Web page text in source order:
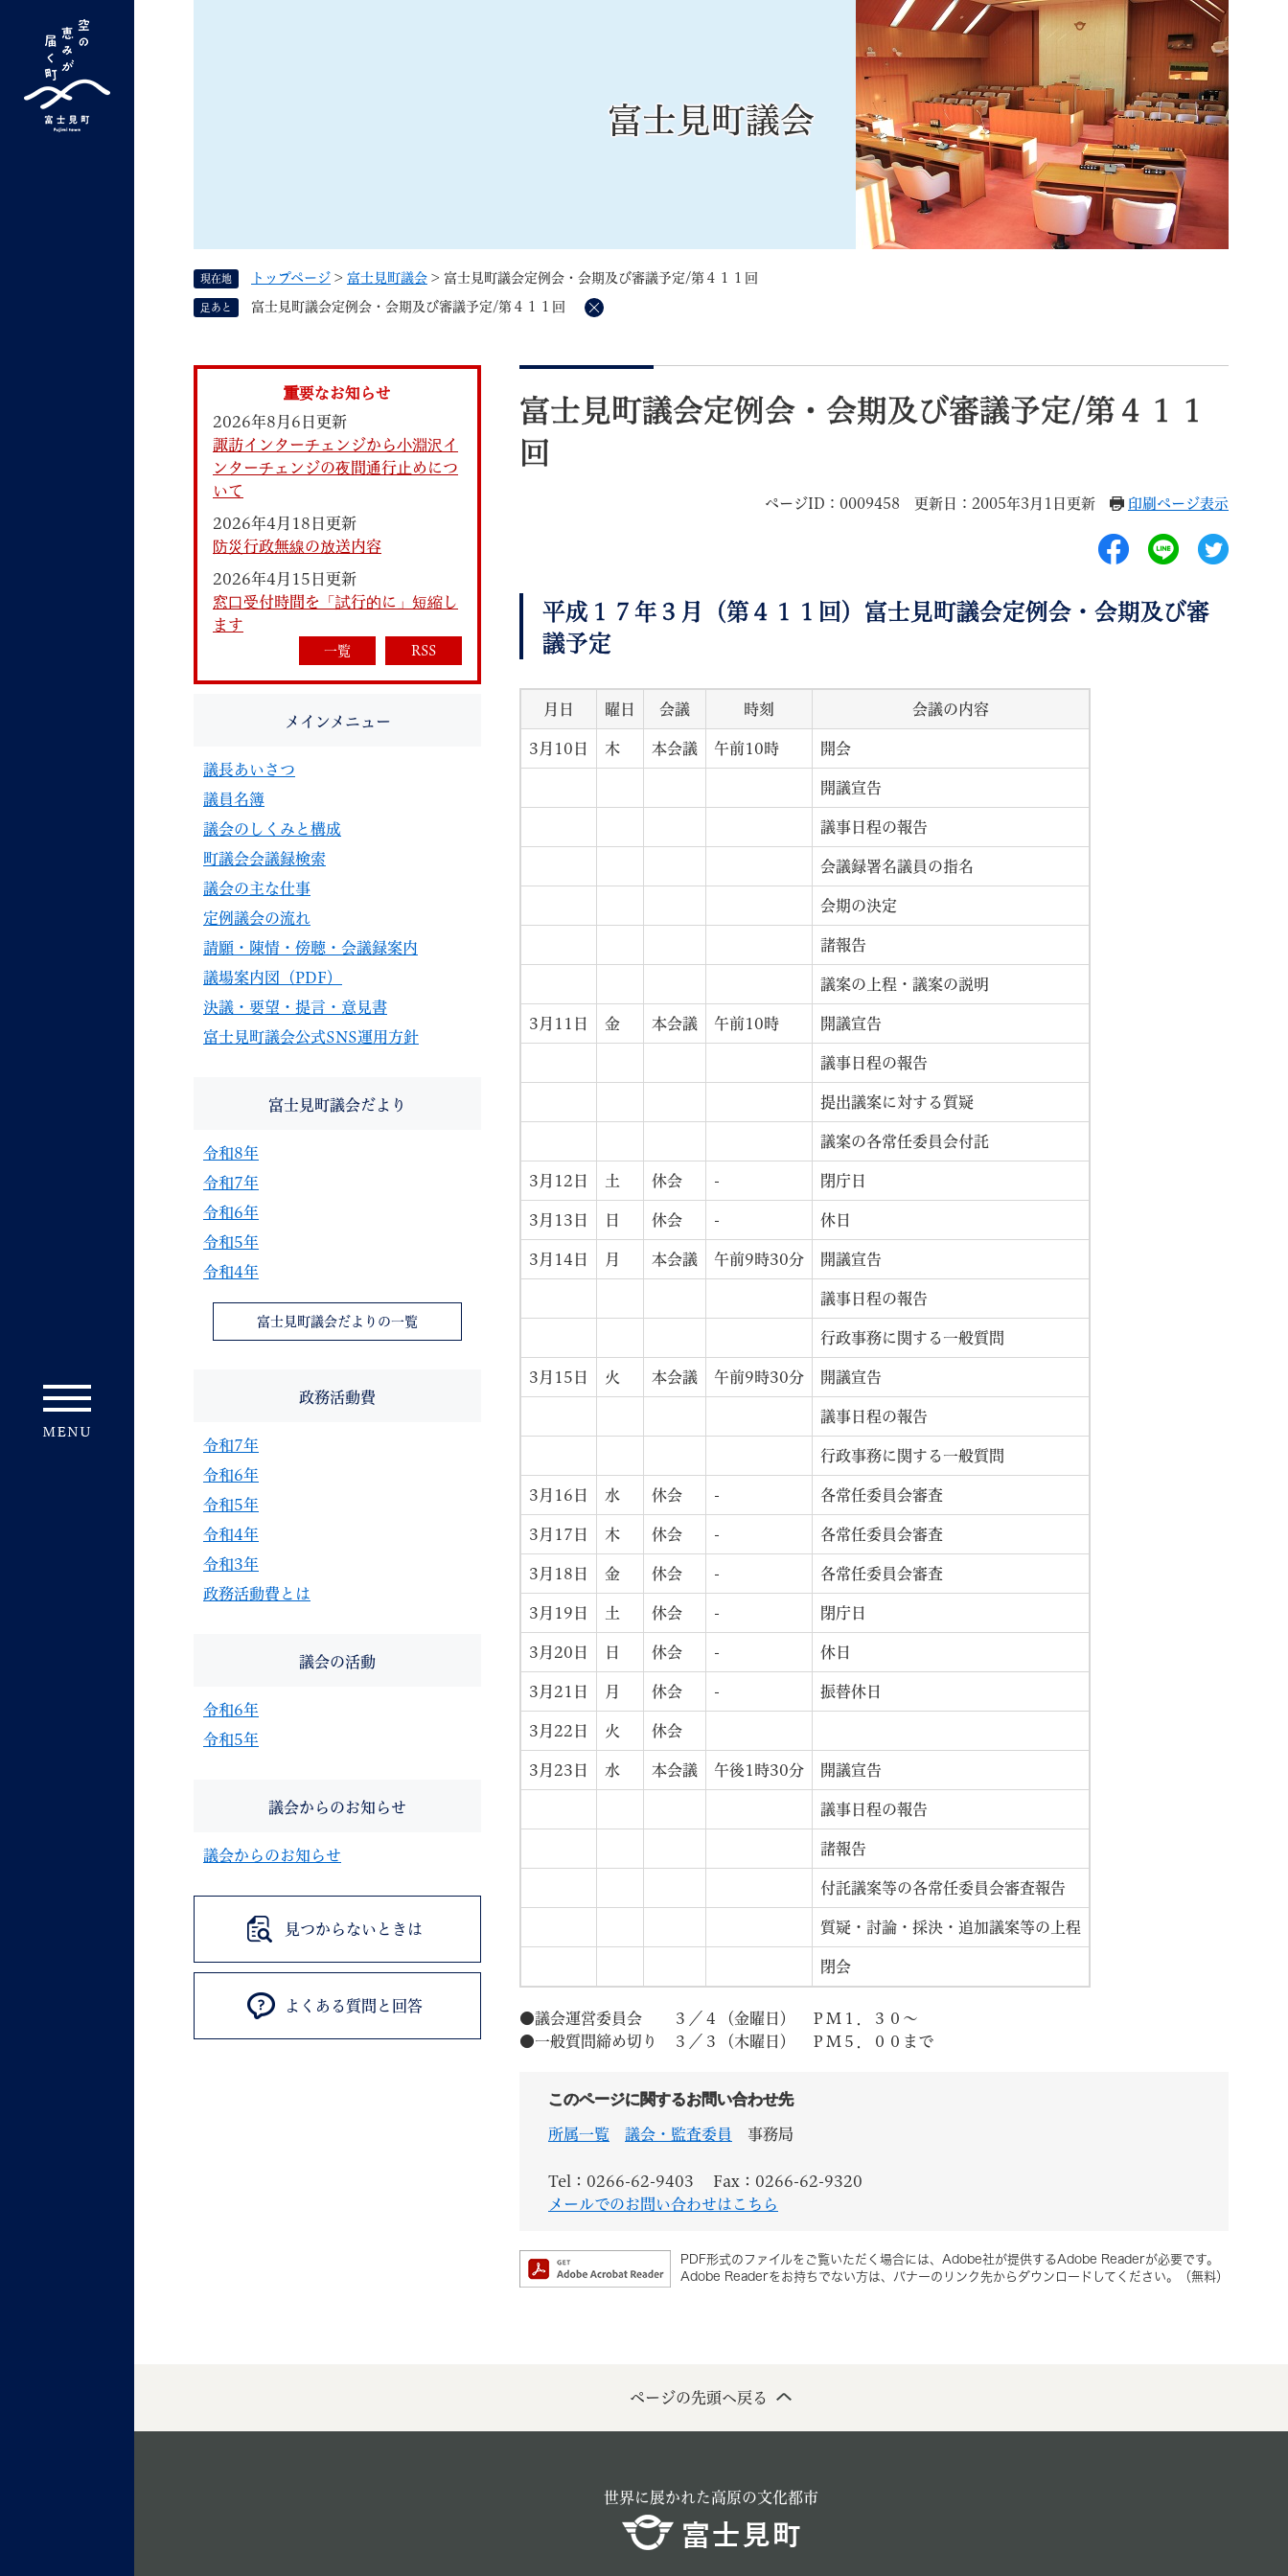
ム
すべて ページ PDF 記事ID検索
くらしの情報 しごと・町づくり
組織で探す カレンダーで探す
妊娠・出産 子育て
音声読み上げ 背景色 文字サイズ 標準 拡大 ページを一時保存する サイトマップ ご利用ガイド
携帯サイト
富士見町議会
現在地 トップページ > 富士見町議会 > 富士見町議会定例会・会期及び審議予定/第４１１回
足あと 富士見町議会定例会・会期及び審議予定/第４１１回
削
文
富士見町議会定例会・会期及び審議予定/第４１１
回
ページID：0009458 更新日：2005年3月1日更新 印刷ページ表示
平成１７年３月（第４１１回）富士見町議会定例会・会期及び審
議予定
月日 曜日 会議 時刻 会議の内容
3月10日 木 本会議 午前10時 開会
開議宣告
議事日程の報告
会議録署名議員の指名
会期の決定
諸報告
議案の上程・議案の説明
3月11日 金 本会議 午前10時 開議宣告
議事日程の報告
提出議案に対する質疑
議案の各常任委員会付託
3月12日 土 休会 - 閉庁日
3月13日 日 休会 - 休日
3月14日 月 本会議 午前9時30分 開議宣告
議事日程の報告
行政事務に関する一般質問
3月15日 火 本会議 午前9時30分 開議宣告
議事日程の報告
行政事務に関する一般質問
3月16日 水 休会 - 各常任委員会審査
3月17日 木 休会 - 各常任委員会審査
3月18日 金 休会 - 各常任委員会審査
3月19日 土 休会 - 閉庁日
3月20日 日 休会 - 休日
3月21日 月 休会 - 振替休日
3月22日 火 休会
3月23日 水 本会議 午後1時30分 開議宣告
議事日程の報告
諸報告
付託議案等の各常任委員会審査報告
質疑・討論・採決・追加議案等の上程
閉会
●議会運営委員会 ３／４（金曜日） ＰＭ１．３０～
●一般質問締め切り ３／３（木曜日） ＰＭ５．００まで
このページに関するお問い合わせ先
所属一覧 議会・監査委員 事務局
Tel：0266-62-9403
Fax：0266-62-9320
メールでのお問い合わせはこちら
PDF形式のファイルをご覧いただく場合には、Adobe社が提供するAdobe Readerが必要です。
Adobe Readerをお持ちでない方は、バナーのリンク先からダウンロードしてください。（無料）
重要なお知らせ
2026年8月6日更新
諏訪インターチェンジから小淵沢イ
ンターチェンジの夜間通行止めにつ
いて
2026年4月18日更新
防災行政無線の放送内容
2026年4月15日更新
窓口受付時間を「試行的に」短縮し
ます
一覧 RSS
メインメニュー
議長あいさつ
議員名簿
議会のしくみと構成
町議会会議録検索
議会の主な仕事
定例議会の流れ
請願・陳情・傍聴・会議録案内
議場案内図（PDF）
決議・要望・提言・意見書
富士見町議会公式SNS運用方針
富士見町議会だより
令和8年
令和7年
令和6年
令和5年
令和4年
富士見町議会だよりの一覧
政務活動費
令和7年
令和6年
令和5年
令和4年
令和3年
政務活動費とは
議会の活動
令和6年
令和5年
議会からのお知らせ
議会からのお知らせ
見つからないときは
よくある質問と回答
ページの先頭へ戻る
世界に展かれた高原の文化都市